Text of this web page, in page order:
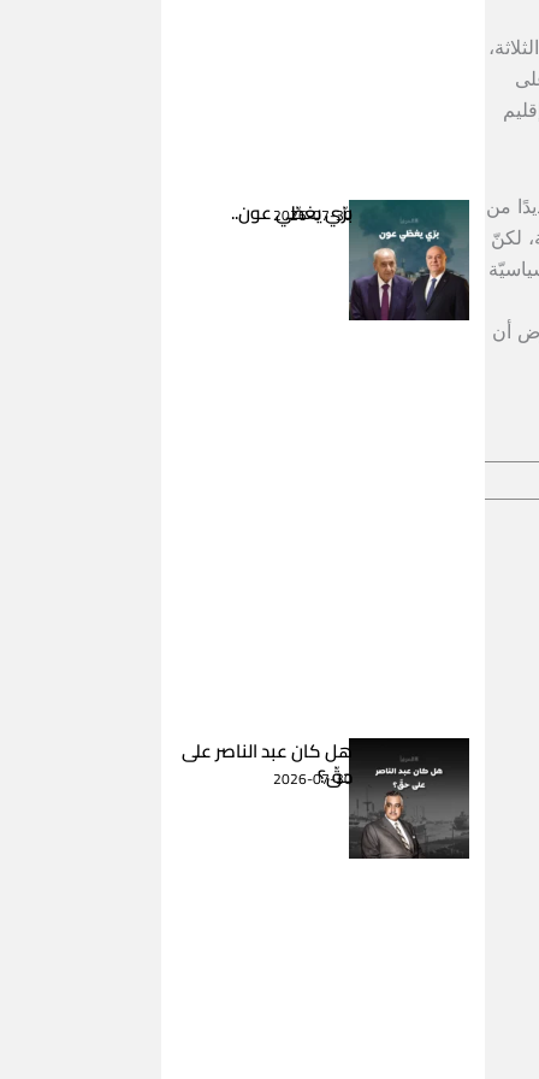
من
قويّة، لكنّ
أن
برّي يغطّي عون..
2026-07-30
هل كان عبد الناصر على
حقّ؟
2026-07-30